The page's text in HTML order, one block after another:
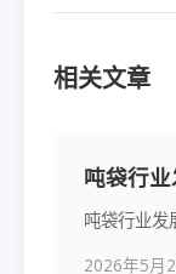
相关文章
吨袋行
吨袋行业发
2026年5月